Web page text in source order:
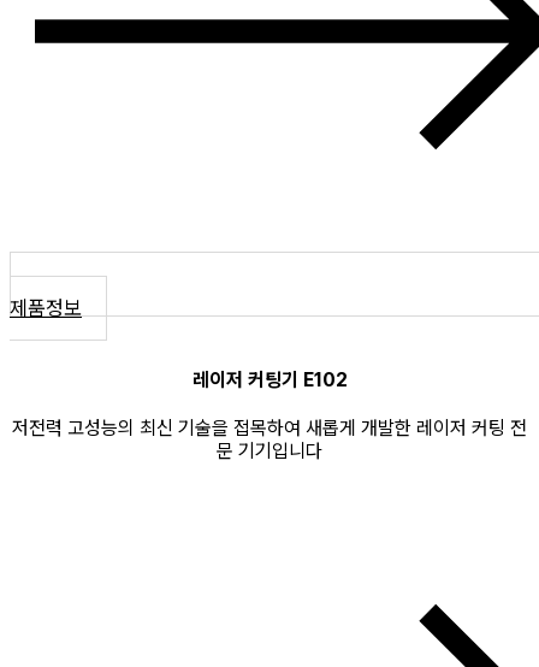
제품정보
레이저 커팅기 E102
저전력 고성능의 최신 기술을 접목하여 새롭게 개발한 레이저 커팅 전
문 기기입니다